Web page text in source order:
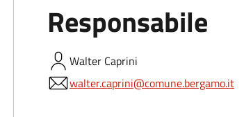
Responsabile
Walter Caprini
walter.caprini@comune.bergamo.it